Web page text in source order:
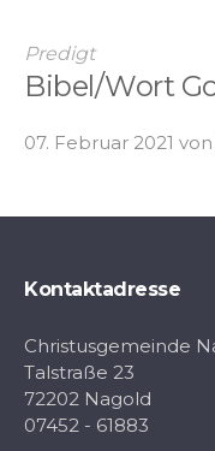
Predigt
Bibel/Wort
07. Februar 2021
Kontaktadresse
Christusgemeinde
Talstraße 23
72202 Nagold
07452 - 61883